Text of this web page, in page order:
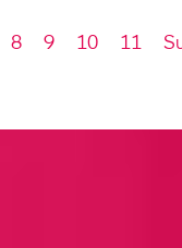
8 9 10 11